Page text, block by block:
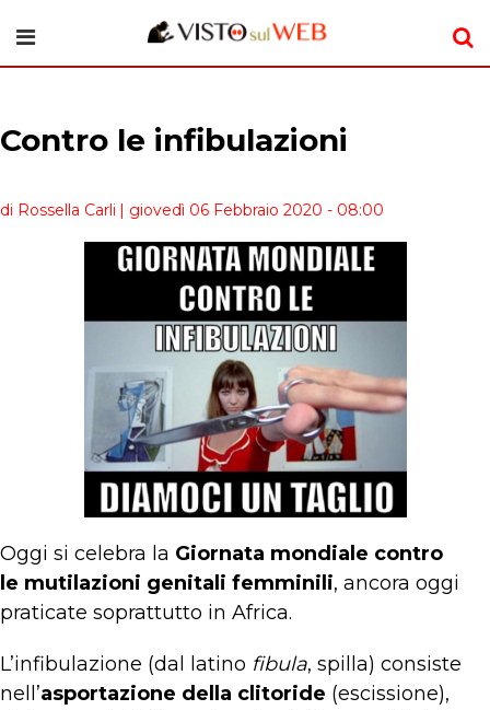
Contro le infibulazioni
di Rossella Carli | giovedì 06 Febbraio 2020 - 08:00
Oggi si celebra la Giornata mondiale contro
le mutilazioni genitali femminili, ancora oggi
praticate soprattutto in Africa.
L’infibulazione (dal latino fibula, spilla) consiste
nell’asportazione della clitoride (escissione),